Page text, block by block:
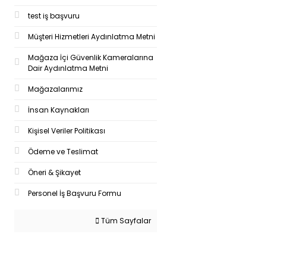
test iş başvuru
Müşteri Hizmetleri Aydınlatma Metni
Mağaza İçi Güvenlik Kameralarına
Dair Aydınlatma Metni
Mağazalarımız
İnsan Kaynakları
Kişisel Veriler Politikası
Ödeme ve Teslimat
Öneri & Şikayet
Personel İş Başvuru Formu
Tüm Sayfalar